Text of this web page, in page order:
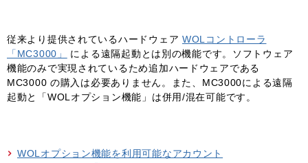
従来より提供されているハードウェア WOLコントローラ
「MC3000」
による遠隔起動とは別の機能です。ソフトウェア
機能のみで実現されているため追加ハードウェアである
MC3000 の購入は必要ありません。また、MC3000による遠隔
起動と「WOLオプション機能」は併用/混在可能です。
WOLオプション機能を利用可能なアカウント